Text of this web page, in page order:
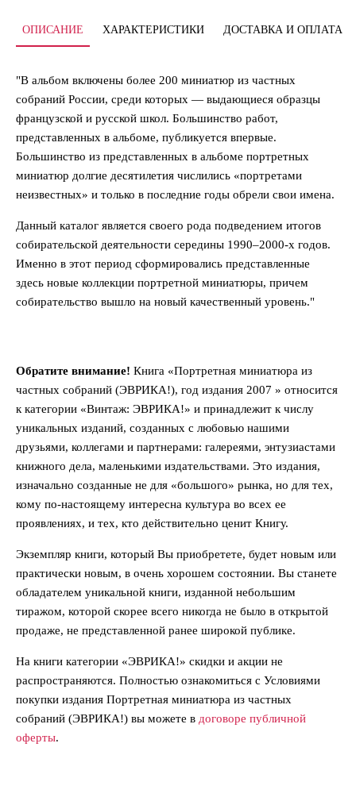
ОПИСАНИЕ ХАРАКТЕРИСТИКИ ДОСТАВКА И ОПЛАТА
"В альбом включены более 200 миниатюр из частных
собраний России, среди которых — выдающиеся образцы
французской и русской школ. Большинство работ,
представленных в альбоме, публикуется впервые.
Большинство из представленных в альбоме портретных
миниатюр долгие десятилетия числились «портретами
неизвестных» и только в последние годы обрели свои имена.
Данный каталог является своего рода подведением итогов
собирательской деятельности середины 1990–2000-х годов.
Именно в этот период сформировались представленные
здесь новые коллекции портретной миниатюры, причем
собирательство вышло на новый качественный уровень."
Обратите внимание! Книга «Портретная миниатюра из
частных собраний (ЭВРИКА!), год издания 2007 » относится
к категории «Винтаж: ЭВРИКА!» и принадлежит к числу
уникальных изданий, созданных с любовью нашими
друзьями, коллегами и партнерами: галереями, энтузиастами
книжного дела, маленькими издательствами. Это издания,
изначально созданные не для «большого» рынка, но для тех,
кому по-настоящему интересна культура во всех ее
проявлениях, и тех, кто действительно ценит Книгу.
Экземпляр книги, который Вы приобретете, будет новым или
практически новым, в очень хорошем состоянии. Вы станете
обладателем уникальной книги, изданной небольшим
тиражом, которой скорее всего никогда не было в открытой
продаже, не представленной ранее широкой публике.
На книги категории «ЭВРИКА!» скидки и акции не
распространяются. Полностью ознакомиться с Условиями
покупки издания Портретная миниатюра из частных
собраний (ЭВРИКА!) вы можете в договоре публичной
оферты.